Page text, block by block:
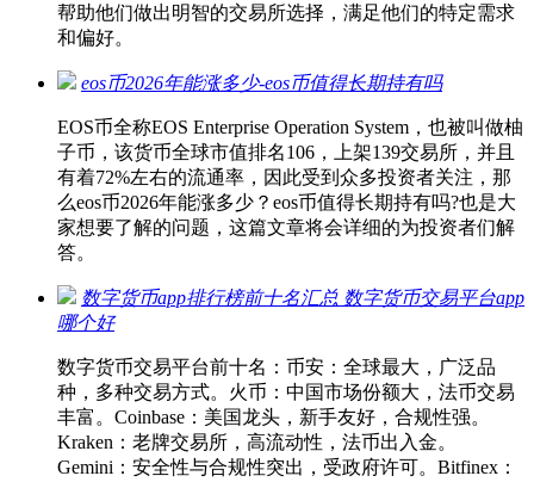
帮助他们做出明智的交易所选择，满足他们的特定需求
和偏好。
eos币2026年能涨多少-eos币值得长期持有吗
EOS币全称EOS Enterprise Operation System，也被叫做柚
子币，该货币全球市值排名106，上架139交易所，并且
有着72%左右的流通率，因此受到众多投资者关注，那
么eos币2026年能涨多少？eos币值得长期持有吗?也是大
家想要了解的问题，这篇文章将会详细的为投资者们解
答。
数字货币app排行榜前十名汇总 数字货币交易平台app
哪个好
数字货币交易平台前十名：币安：全球最大，广泛品
种，多种交易方式。火币：中国市场份额大，法币交易
丰富。Coinbase：美国龙头，新手友好，合规性强。
Kraken：老牌交易所，高流动性，法币出入金。
Gemini：安全性与合规性突出，受政府许可。Bitfinex：